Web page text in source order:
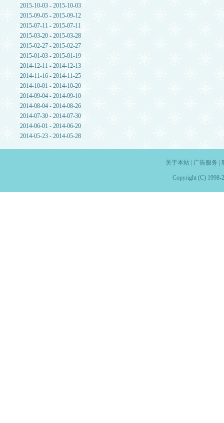
2015-10-03 - 2015-10-03
2015-09-05 - 2015-09-12
2015-07-11 - 2015-07-11
2015-03-20 - 2015-03-28
2015-02-27 - 2015-02-27
2015-01-03 - 2015-01-19
2014-12-11 - 2014-12-13
2014-11-16 - 2014-11-25
2014-10-01 - 2014-10-20
2014-09-04 - 2014-09-10
2014-08-04 - 2014-08-26
2014-07-30 - 2014-07-30
2014-06-01 - 2014-06-20
2014-05-23 - 2014-05-28
关于本站| 广告服务
Copyright (C) 1998-